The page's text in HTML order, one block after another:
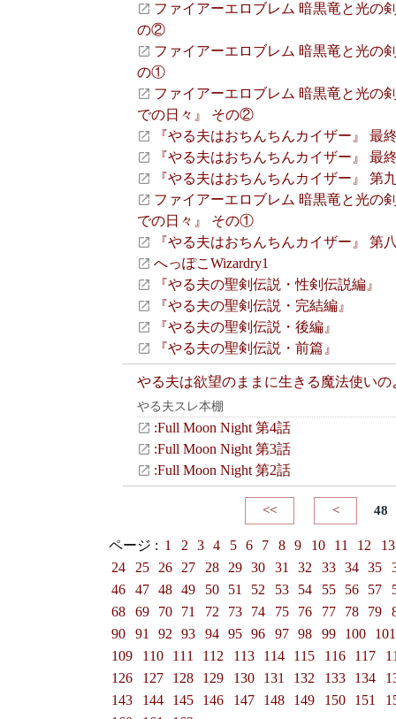
ファイアーエロブレム 暗黒竜と光の
の②
ファイアーエロブレム 暗黒竜と光の
の①
ファイアーエロブレム 暗黒竜と光の
での日々』 その②
『やる夫はおちんちんカイザー』 最
『やる夫はおちんちんカイザー』 最
『やる夫はおちんちんカイザー』 第
ファイアーエロブレム 暗黒竜と光の
での日々』 その①
『やる夫はおちんちんカイザー』 第
へっぽこWizardry1
『やる夫の聖剣伝説・性剣伝説編』
『やる夫の聖剣伝説・完結編』
『やる夫の聖剣伝説・後編』
『やる夫の聖剣伝説・前篇』
やる夫は欲望のままに生きる魔法使いの
やる夫スレ本棚
:Full Moon Night 第4話
:Full Moon Night 第3話
:Full Moon Night 第2話
<< < 48
ページ : 1 2 3 4 5 6 7 8 9 10 11 12 13
24
25 26 27 28 29 30 31 32 33 34 35
46
47 48 49 50 51 52 53 54 55 56 57
68
69 70 71 72 73 74 75 76 77 78 79
90
91 92 93 94 95 96 97 98 99 100 101
109
110 111 112 113 114 115 116 117
126
127 128 129 130 131 132 133 134
143
144 145 146 147 148 149 150 151